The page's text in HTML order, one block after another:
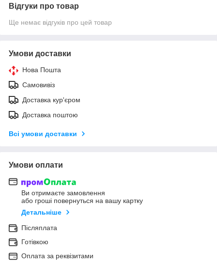
Відгуки про товар
Ще немає відгуків про цей товар
Умови доставки
Нова Пошта
Самовивіз
Доставка кур'єром
Доставка поштою
Всі умови доставки
Умови оплати
Ви отримаєте замовлення
або гроші повернуться на вашу картку
Детальніше
Післяплата
Готівкою
Оплата за реквізитами